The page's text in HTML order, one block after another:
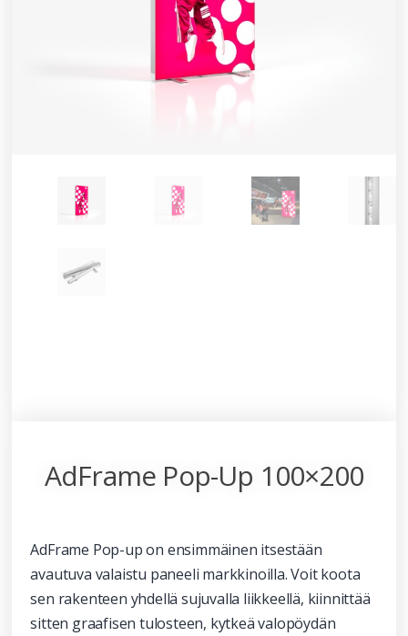
AdFrame Pop-Up 100×200
AdFrame Pop-up on ensimmäinen itsestään
avautuva valaistu paneeli markkinoilla. Voit koota
sen rakenteen yhdellä sujuvalla liikkeellä, kiinnittää
sitten graafisen tulosteen, kytkeä valopöydän